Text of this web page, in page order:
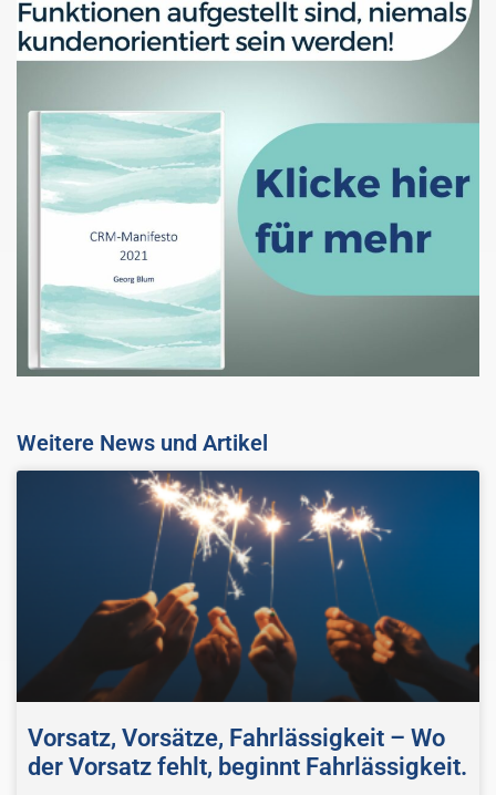
Weitere News und Artikel
Vorsatz, Vorsätze, Fahrlässigkeit – Wo
der Vorsatz fehlt, beginnt Fahrlässigkeit.